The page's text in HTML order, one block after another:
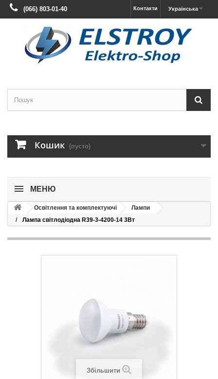
Українська
Контакти
(066) 803-01-40
Кошик (пусто)
МЕНЮ
Освітлення та комплектуючі
Лампи
Лампа світлодіодна R39-3-4200-14 3Вт
Збільшити